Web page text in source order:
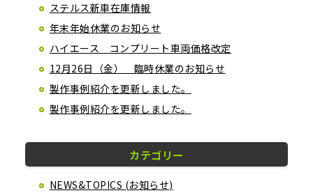
ステルス新車在庫情報
年末年始休業のお知らせ
ハイエース コンプリート車両価格改定
12月26日（金） 臨時休業のお知らせ
製作事例紹介を更新しました。
製作事例紹介を更新しました。
カテゴリー
NEWS&TOPICS (お知らせ)